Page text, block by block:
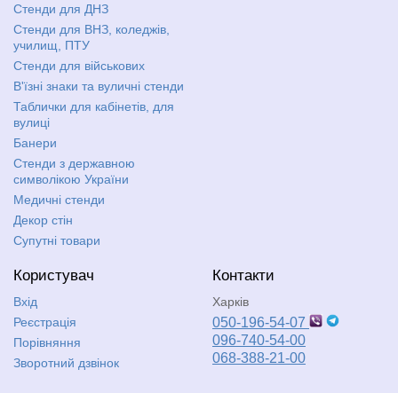
Стенди для ДНЗ
Стенди для ВНЗ, коледжів,
училищ, ПТУ
Стенди для військових
В'їзні знаки та вуличні стенди
Таблички для кабінетів, для
вулиці
Банери
Стенди з державною
символікою України
Медичні стенди
Декор стін
Супутні товари
Користувач
Вхід
Реєстрація
Порівняння
Зворотний дзвінок
Контакти
Харків
050-196-54-07
096-740-54-00
068-388-21-00